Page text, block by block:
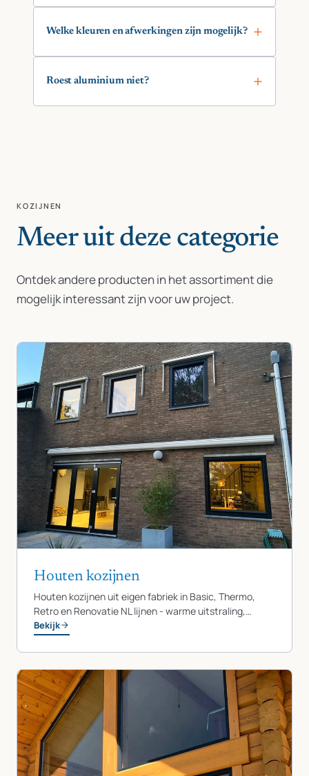
Welke kleuren en afwerkingen zijn mogelijk?
Roest aluminium niet?
KOZIJNEN
Meer uit deze categorie
Ontdek andere producten in het assortiment die
mogelijk interessant zijn voor uw project.
Houten kozijnen
Houten kozijnen uit eigen fabriek in Basic, Thermo,
Retro en Renovatie NL lijnen - warme uitstraling,…
Bekijk